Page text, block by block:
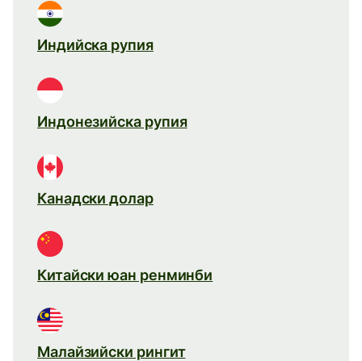
Индийска рупия
Индонезийска рупия
Канадски долар
Китайски юан ренминби
Малайзийски рингит